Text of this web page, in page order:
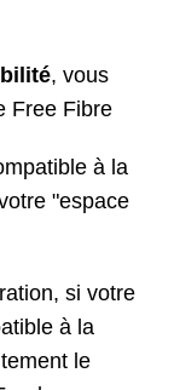
, vous
Free Fibre
à la
"espace
si votre
à la
le